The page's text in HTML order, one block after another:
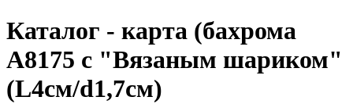
Каталог - карта (бахрома
A8175 с "Вязаным шариком"
(L4см/d1,7см)